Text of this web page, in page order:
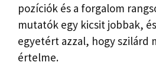
pozíciók és a forgalom
mutatók egy kicsit jobbak,
egyetért azzal, hogy szilárd
értelme.